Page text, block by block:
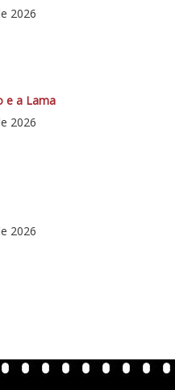
2026
e a Lama
2026
2026